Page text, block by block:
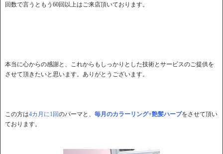
回数で言うともう60回以上はご来店頂いております。
本当に心からの感謝と、これからもしっかりとした技術とサービスのご提供を
させて頂きたいと思います。ありがとうございます。
この方は4カ月に1回のパーマと、 毎月のカラーリング+艶髪ハーブをさせて頂い
ております。